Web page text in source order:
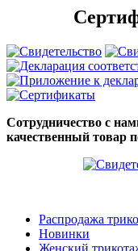
Сотрудничество с
качественный товар
Распродажа
Новинки